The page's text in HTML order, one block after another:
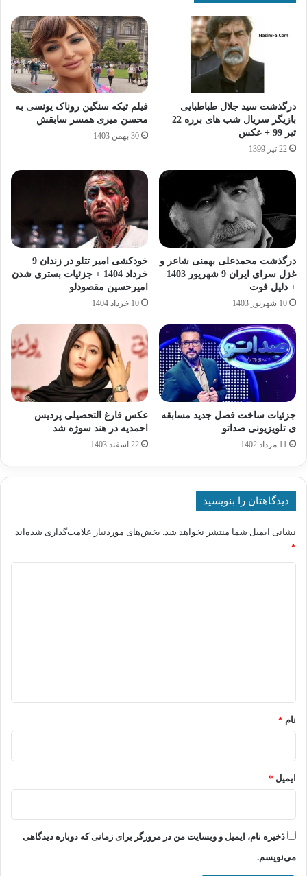
درگذشت سید جلال طباطبایی
بازیگر سریال شب های برره 22
تیر 99 + عکس
22 تیر 1399
فیلم تیکه سنگین روناک یونسی به
محسن میری همسر سابقش
30 بهمن 1403
درگذشت محمدعلی بهمنی شاعر و
غزل سرای ایران 9 شهریور 1403
+ دلیل فوت
10 شهریور 1403
خودکشی امیر تتلو در زندان 9
خرداد 1404 + جزئیات بستری شدن
امیرحسین مقصودلو
10 خرداد 1404
جزئیات ساخت فصل جدید مسابقه
ی تلویزیونی صداتو
11 مرداد 1402
عکس فارغ التحصیلی پردیس
احمدیه در هند سوژه شد
22 اسفند 1403
دیدگاهتان را بنویسید
نشانی ایمیل شما منتشر نخواهد شد. بخش‌های موردنیاز علامت‌گذاری شده‌اند
*
نام *
ایمیل *
ذخیره نام، ایمیل و وبسایت من در مرورگر برای زمانی که دوباره دیدگاهی
می‌نویسم.